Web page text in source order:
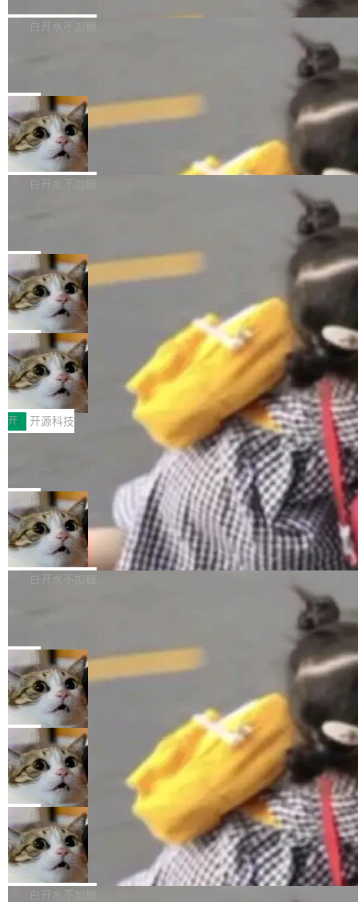
w 不要求标准普通话，方言识别覆盖粤语、吴语
容提供的字体时出现的几个问题 为避免音频加
质的最低采样率）的音频格式将被拒绝 修复了 C
SS 圆角虚线样式中可能存在的问题 如果表单中
的图像元素不在同一个子树中，则它们将不再关
联 加...
发布的 Release Notes，他利用 AI 工具（如 Co
最强的若干项。对于尚未正式发版的 PG 19，则
通过拉取过去一年内（从 PG 18 Beta1 时间点
至今）的所有 commit，同样交由 AI 分析提炼。
经过人工复核，准确度令人满意。这一方法也为
社区爱好者提供了高效跟踪新版本的思路。
白开水不加糖
维护工作一直与我的日常工作、家务、社交生活
和休闲娱乐竞争时间。" 这是 libexpat 维护者 S
ebastian Pipping 写在博客里的话。8 月 4 日，
他宣布了一个新消息：从 2026 年 8 月 1 日起，
他可以全职维护 libexpat 了，最长 6 个月。发
库之一。你的操作系统、浏览器、无数的基础设
施软件，很可能都在用它。而过去十年，维护它
的人一直在用业余...
局
Firefox 153.0.3 发布
Firefox 153.0.3 现已发布，具体更新内容如
下： New Smart Window 包含多项增强功能：
gi?id=2019042">Bug&nbsp;2019042</a>）</l
i> <li>现在，助手可以直接使用 Exa 的网络搜索
结果回答问题，而无需将问题转交给搜索引擎。
（<a href="https://bugzilla.mozilla.org/show_
bug.cgi?id=204...
白开水不加糖
的 npm 包。项目的核心论点是：容器不适合 Ag
ent 计算。真正适合的，是 Isolate。 Cloudflare
工程师在这件事上没什么可谦虚的——他们用 W
orkers 跑了十年 Isolate。用 CEO Matthew Pri
nce 的话说：「我们一生都在用 Isolate 运行代
码，而 AI Agent 不需要容器，它们需要的是 Iso
late。」 容器为什么不合适 容器的问题在于启动
和销毁都太重了。一个 Agent 要执行的任务可能
只需要几毫秒的 CPU 时间，但容器从冷启动到
就绪要花数秒。如果未来有十...
局
OpenAI 公开邮件和聊天记录回应苹果
诉讼，称“Apple is getting this wron
g”
上个月，苹果一纸诉状把 OpenAI 告上法庭，指
控其挖角苹果前员工并窃取商业秘密。苹果的诉
状把 OpenAI 描述成一个系统性地从前东家挖
人、套取机密信息的对手。 OpenAI 没发律师
函，也没选择庭外沉默。它在官网贴了一篇博
文，标题只有六个字：Apple is getting this wro
ng。 然后，它把邮件往来和 iMessage 聊天记
录全贴了出来。 他发错人了 苹果外部律师 Gabr
iel Gross 来自 Weil 律所，2 月 23 日下午 5:53
给 OpenAI 总法律顾问 Che Chang 发了封邮
件，附了一封长信，要求 OpenAI 配合调查前苹
果员工带走机密信...
局
HUAWEI MatePad Edge上架WorkBu
ddy鸿蒙PC版，说话就能干活的AI办公
搭子
全能AI工作台WorkBuddy鸿蒙PC版上架HUAWE
I MatePad Edge应用市场，直接下载即可使
用，与鸿蒙电脑上的体验一致。值得一提的是，
这是目前市面上唯一支持平板接入WorkBuddy P
C版的产品，搭载“人机双写”重磅功能——你写
你的，AI写AI的，同屏协作互不干扰。一句话让
AI帮你干活，现在开启全新体验！ 温馨提示：
体验WorkBuddy鸿蒙PC版前，请将 HUAWEI M
atePad Edge 升级至 HarmonyOS 6.1.0.135S
P9 patch03及以上版本。 *升级路径：设置 > 搜
开 开源科技
FFmpeg 9.0 发布：代号“Lei”，以此纪
全球知名开源多媒体框架 FFmpeg 今天正式发
布了 9.0 版本。这个版本除了带来新一代音视频
处理能力和硬件加速支持之外，还有一个特殊之
处：FFmpeg 9.0 的代号是“Lei”。 这个名字，
来自中国开发者雷霄骅（Lei Xiaohua）。 对于
很多中国音视频开发者而言，这个名字并不陌
“启蒙老师”。 而今年，恰好是雷霄骅离世十周
年。FFmpeg 社区最终选择用一个大版本的名
字，留下了这份纪念。 雷霄骅曾是中国传媒大学
数字电视技术方向的博士生，长期从事视频、音
频技...
局
亚马逊成本失控：AI 写代码烧掉 1215
万元，超预算 860%
外媒近日曝光了亚马逊的多份内部报告显示，AI
导致公司在多个项目上超支。《金融时报》报道
编写程序，目标是完成电商平台作者信息与商品
列表的数据匹配 —— 一项常规的数据处理任
务，最终却产生了 180 万美元的账单，实际支出
超出原定预算 860%。 更令人意外的是，该项目
最终并未成功落地，而高额算力消耗持续运行长
达 5 个月，公司直到财务对账时才察觉异常。这
意味着一个无人看管的 AI 程序，在近半年时间
里日夜不停地"烧钱"。 复盘显示，...
白开水不加糖
e CEO Clément Delangue 在 CNBC 的采访里
没有拐弯抹角。他说中国正在赢得 AI 竞赛，而
且按目前的速度，中国 AI 工具预计在今年底或
2027 年就能追上美国前沿实验室的水平。 Dela
ngue 把原因归结为一件事：开放协作。中国的
AI 开发者在一个共享和协作的生态里加速迭代，
而美国模型厂商在"闭门造车"。他的原话是 "buil
ding in silos"——各自为战，互不通气。 这个判
断从他嘴里说出来分量不同。Hugging Face 是
全球最大的开源 AI 平台，上面跑着上百万个模
型。谁在开源赛道上领先，...
局
当 AI agent 把源码变成了最好的扩展系
统，开发者工具必须开源
五年前，David Crawshaw 问过很多软件工程师
一个问题：你写过什么给自己用的程序？答案几
乎都是没有。工程师们整天用别人写的程序写程
序给别人用。偶尔有人自己写个博客系统、智能
家居控制、家庭实验室，都算稀奇事。 Crawsh
aw 是 Shelley 的作者，一个开源 AI coding age
nt。他最近在博客上写了一篇文章，核心论点很
简单：开发者工具必须开源。 理由不是传统的自
由软件情怀，而是一个跟 AI agent 直接相关的
技术判断。 两行 prompt 就能个性化任何软件 C
局
DeepSeek Harness 宣布内测邀请，全
网最大规模开源 Agent 路演现场诞生
一条内测招募帖，发出去的时候大概没人想到它
会变成一场开源 Agent 生态的路演。 8月1日，
DeepSeek Harness 团队负责人崔添翼（tiany
i）在 X 上发帖： 「如果你是 Agent Harness 相
关开源项目的开发者，希望参加 DeepSeek Har
ness 的内测，可以回复或私信联系我。请附上
局
商汤 SenseNova U1.5-Lite-Preview
开源
商汤科技宣布面向社区开源轻量级统一多模态模
型的预览版本 SenseNova U1.5-Lite-Preview。
白开水不加糖